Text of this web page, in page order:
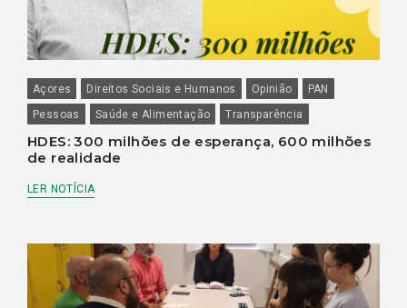
Açores Direitos Sociais e Humanos Opinião
PAN
Pessoas
Saúde e Alimentação Transparência
HDES: 300 milhões de esperança, 600 milhões
de realidade
LER NOTÍCIA